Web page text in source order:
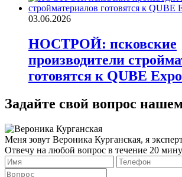
03.06.2026
НОСТРОЙ: псковские
производители
готовятся к QUBE Expo
Задайте свой вопрос
Меня зовут Вероника Курганская, я
Отвечу на любой вопрос в течение 20